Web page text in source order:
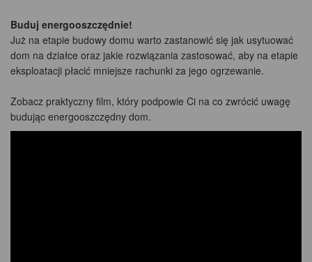
Buduj energooszczędnie!
Już na etapie budowy domu warto zastanowić się jak usytuować
dom na działce oraz jakie rozwiązania zastosować, aby na etapie
eksploatacji płacić mniejsze rachunki za jego ogrzewanie.
Zobacz praktyczny film, który podpowie Ci na co zwrócić uwagę
budując energooszczędny dom.